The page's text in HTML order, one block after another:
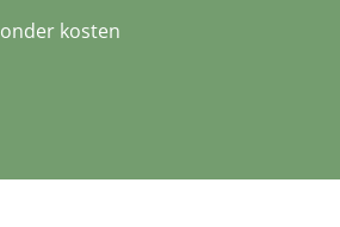
kosten